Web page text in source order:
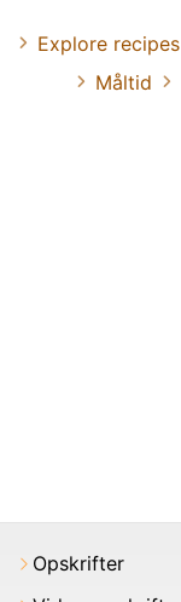
Explore recipes
Måltid
Opskrifter